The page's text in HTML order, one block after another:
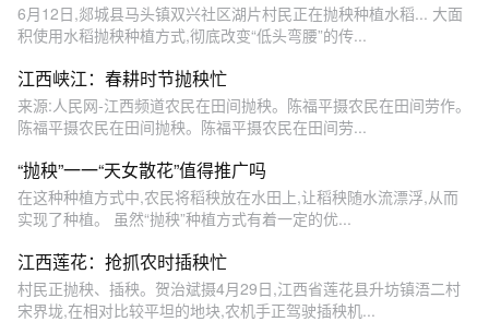
6月12日,郯城县马头镇双兴社区湖片村民正在抛秧种植水稻... 大面
积使用水稻抛秧种植方式,彻底改变“低头弯腰”的传...
江西峡江：春耕时节抛秧忙
来源:人民网-江西频道农民在田间抛秧。陈福平摄农民在田间劳作。
陈福平摄农民在田间抛秧。陈福平摄农民在田间劳...
“抛秧”一一“天女散花”值得推广吗
在这种种植方式中,农民将稻秧放在水田上,让稻秧随水流漂浮,从而
实现了种植。 虽然“抛秧”种植方式有着一定的优...
江西莲花：抢抓农时插秧忙
村民正抛秧、插秧。贺治斌摄4月29日,江西省莲花县升坊镇浯二村
宋界垅,在相对比较平坦的地块,农机手正驾驶插秧机...